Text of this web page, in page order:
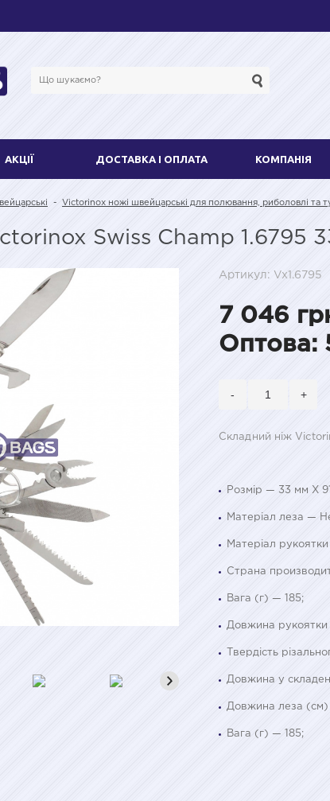
АКЦІЇ ДОСТАВКА І ОПЛАТА КОМПАНІЯ
- Victorinox ножі швейцарські для полювання, риболовлі та
Swiss Champ 1.6795
Артикул: Vx1.6795
7 046
Оптова:
- +
Складний ніж
Розмір — 33 мм Х
Матеріал леза —
Матеріал
Страна
Вага (г) — 185;
Довжина
Твердість
Довжина у
Довжина леза
Вага (г) — 185;